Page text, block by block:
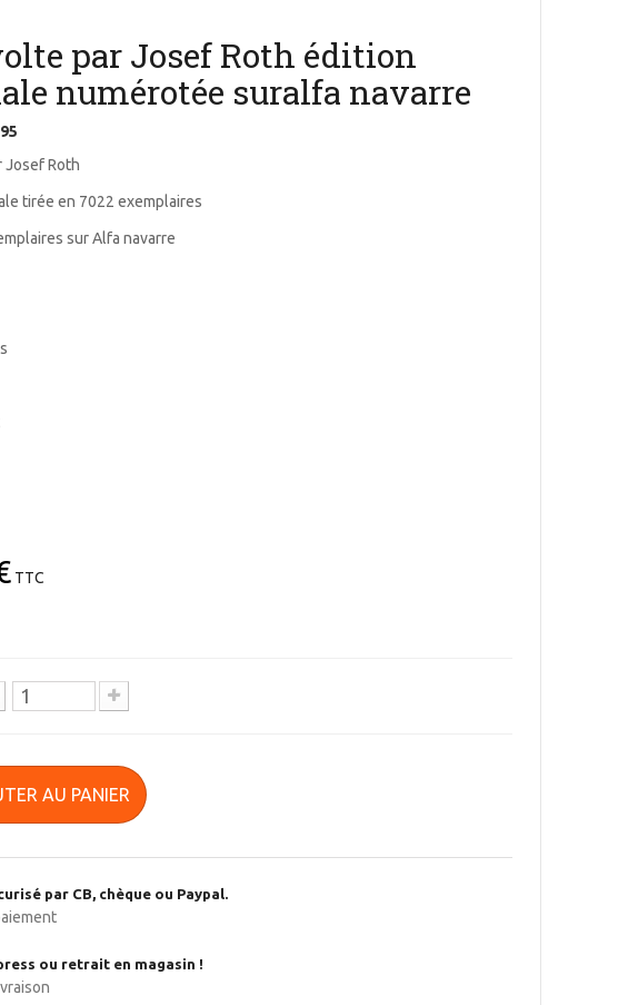
par Josef Roth édition
numérotée suralfa navarre
Josef Roth
tirée en 7022 exemplaires
sur Alfa navarre
TTC
AU PANIER
par CB, chèque ou Paypal.
ou retrait en magasin !